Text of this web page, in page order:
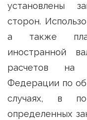
установлены
сторон.
а также
иностранной
расчетов на
Федерации по
случаях, в
определенных